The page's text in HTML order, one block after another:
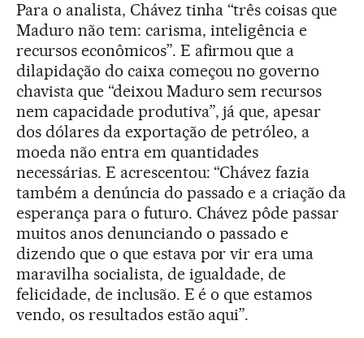
Para o analista, Chávez tinha “três coisas que
Maduro não tem: carisma, inteligência e
recursos econômicos”. E afirmou que a
dilapidação do caixa começou no governo
chavista que “deixou Maduro sem recursos
nem capacidade produtiva”, já que, apesar
dos dólares da exportação de petróleo, a
moeda não entra em quantidades
necessárias. E acrescentou: “Chávez fazia
também a denúncia do passado e a criação da
esperança para o futuro. Chávez pôde passar
muitos anos denunciando o passado e
dizendo que o que estava por vir era uma
maravilha socialista, de igualdade, de
felicidade, de inclusão. E é o que estamos
vendo, os resultados estão aqui”.